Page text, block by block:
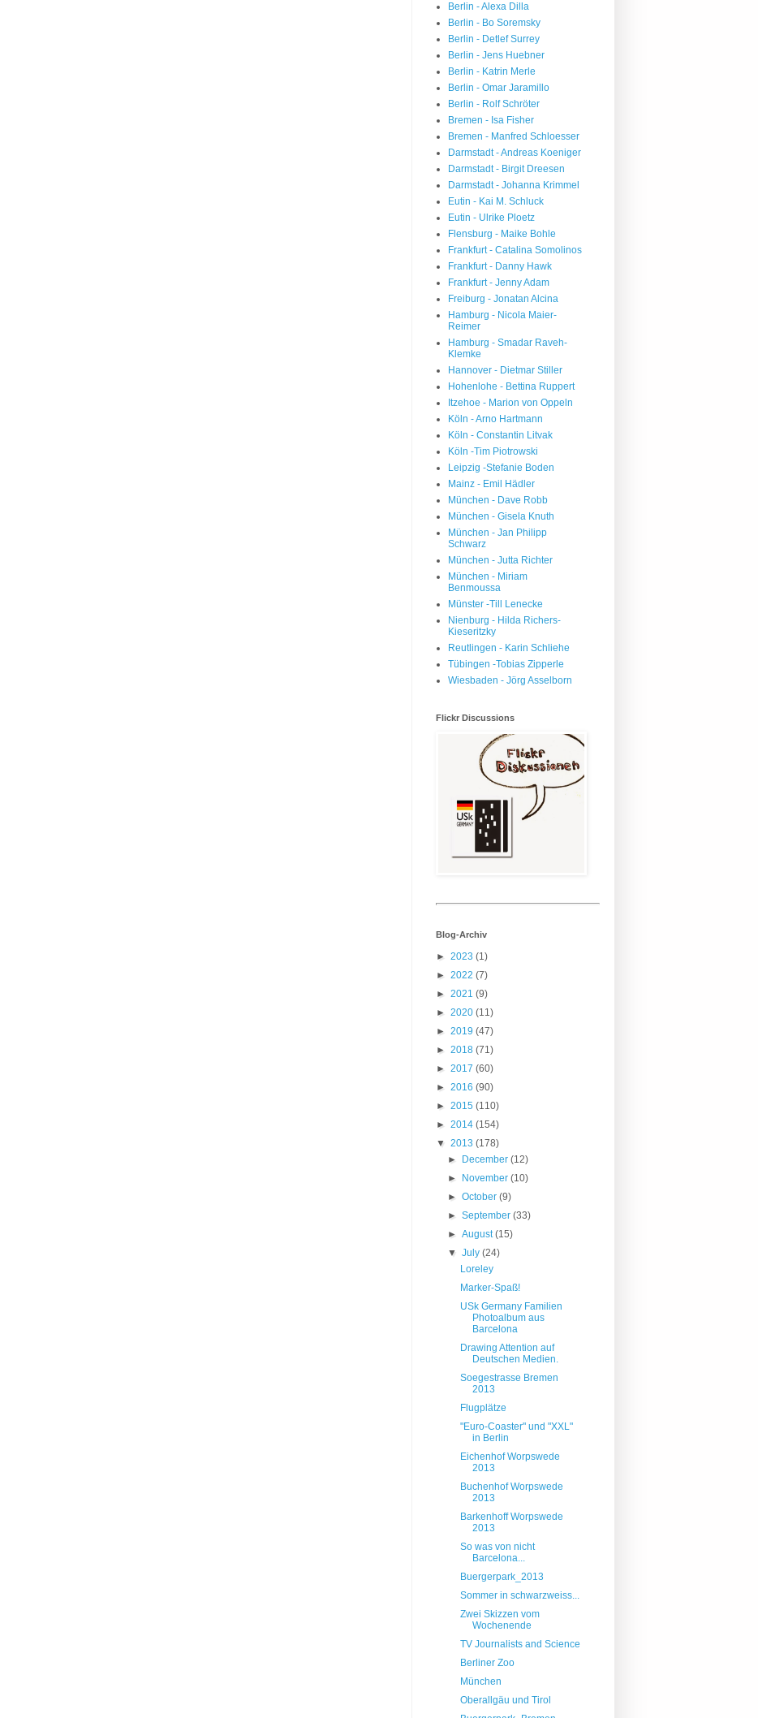
Berlin - Alexa Dilla
Berlin - Bo Soremsky
Berlin - Detlef Surrey
Berlin - Jens Huebner
Berlin - Katrin Merle
Berlin - Omar Jaramillo
Berlin - Rolf Schröter
Bremen - Isa Fisher
Bremen - Manfred Schloesser
Darmstadt - Andreas Koeniger
Darmstadt - Birgit Dreesen
Darmstadt - Johanna Krimmel
Eutin - Kai M. Schluck
Eutin - Ulrike Ploetz
Flensburg - Maike Bohle
Frankfurt - Catalina Somolinos
Frankfurt - Danny Hawk
Frankfurt - Jenny Adam
Freiburg - Jonatan Alcina
Hamburg - Nicola Maier-
Reimer
Hamburg - Smadar Raveh-
Klemke
Hannover - Dietmar Stiller
Hohenlohe - Bettina Ruppert
Itzehoe - Marion von Oppeln
Köln - Arno Hartmann
Köln - Constantin Litvak
Köln -Tim Piotrowski
Leipzig -Stefanie Boden
Mainz - Emil Hädler
München - Dave Robb
München - Gisela Knuth
München - Jan Philipp
Schwarz
München - Jutta Richter
München - Miriam
Benmoussa
Münster -Till Lenecke
Nienburg - Hilda Richers-
Kieseritzky
Reutlingen - Karin Schliehe
Tübingen -Tobias Zipperle
Wiesbaden - Jörg Asselborn
Flickr Discussions
Blog-Archiv
► 2023 (1)
► 2022 (7)
► 2021 (9)
► 2020 (11)
► 2019 (47)
► 2018 (71)
► 2017 (60)
► 2016 (90)
► 2015 (110)
► 2014 (154)
▼ 2013 (178)
►
December(12)
►
November(10)
►October(9)
►September(33)
►August(15)
▼July(24)
Loreley
Marker-Spaß!
USk Germany Familien
Photoalbum aus
Barcelona
Drawing Attention auf
Deutschen Medien.
Soegestrasse Bremen
2013
Flugplätze
"Euro-Coaster" und "XXL"
in Berlin
Eichenhof Worpswede
2013
Buchenhof Worpswede
2013
Barkenhoff Worpswede
2013
So was von nicht
Barcelona...
Buergerpark_2013
Sommer in schwarzweiss...
Zwei Skizzen vom
Wochenende
TV Journalists and Science
Berliner Zoo
München
Oberallgäu und Tirol